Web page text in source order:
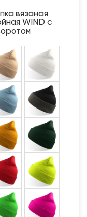
вязаная
WIND с